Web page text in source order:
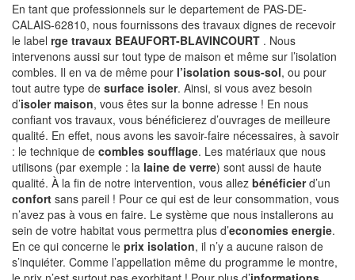
En tant que professionnels sur le departement de PAS-DE-
CALAIS-62810, nous fournissons des travaux dignes de recevoir
le label rge travaux BEAUFORT-BLAVINCOURT . Nous
intervenons aussi sur tout type de maison et même sur l’isolation
combles. Il en va de même pour l’isolation sous-sol, ou pour
tout autre type de surface isoler. Ainsi, si vous avez besoin
d’isoler maison, vous êtes sur la bonne adresse ! En nous
confiant vos travaux, vous bénéficierez d’ouvrages de meilleure
qualité. En effet, nous avons les savoir-faire nécessaires, à savoir
: le technique de combles soufflage. Les matériaux que nous
utilisons (par exemple : la laine de verre) sont aussi de haute
qualité. À la fin de notre intervention, vous allez bénéficierd’un
confort sans pareil ! Pour ce qui est de leur consommation, vous
n’avez pas à vous en faire. Le système que nous installerons au
sein de votre habitat vous permettra plus d’economies energie.
En ce qui concerne le prix isolation, il n’y a aucune raison de
s’inquiéter. Comme l’appellation même du programme le montre,